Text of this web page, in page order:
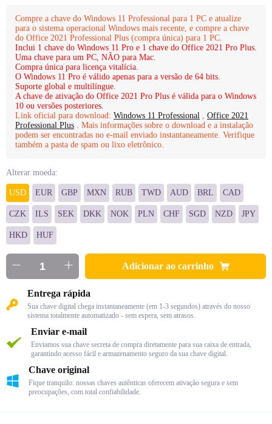
Compre a chave do Windows 11 Professional para 1 PC e atualize
para o sistema operacional Windows mais recente, e compre a chave
do Office 2021 Professional Plus (compra única) para 1 PC.
Inclui 1 chave do Windows 11 Pro e 1 chave do Office 2021 Pro Plus.
Uma chave para um PC, NÃO para Mac.
Compra única para licença vitalícia.
O Windows 11 Pro é válido apenas para a versão de 64 bits.
Suporte global e multilíngue.
A chave de ativação do Office 2021 Pro Plus é válida para o Windows
10 ou versões posteriores.
Link oficial para download: Windows 11 Professional , Office 2021
Professional Plus . Mais informações sobre o download e a instalação
podem ser encontradas no e-mail enviado instantaneamente. Verifique
também a pasta de spam ou lixo eletrônico.
Alterar moeda:
USD EUR GBP MXN RUB TWD AUD BRL CAD
CZK ILS SEK DKK NOK PLN CHF SGD NZD JPY
HKD HUF
Adicionar ao carrinho
Entrega rápida
Sua chave digital chega instantaneamente (em 1-3 segundos) através do nosso
sistema totalmente automatizado - sem espera, sem atrasos.
Enviar e-mail
Enviamos sua chave secreta de compra diretamente para sua caixa de entrada,
garantindo acesso fácil e armazenamento seguro da sua chave digital.
Chave original
Fique tranquilo: nossas chaves autênticas oferecem ativação segura e sem
preocupações, com total confiabilidade.